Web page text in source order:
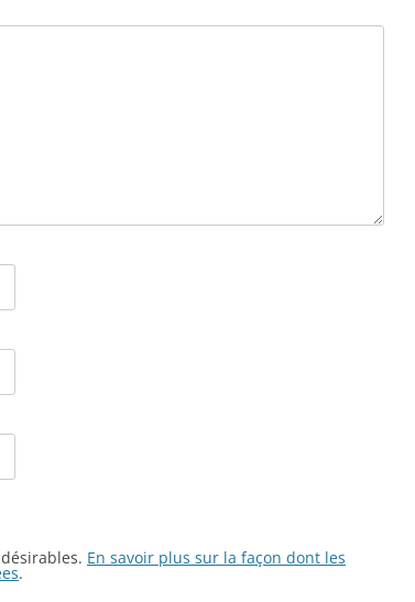
En savoir plus sur la façon dont les
.